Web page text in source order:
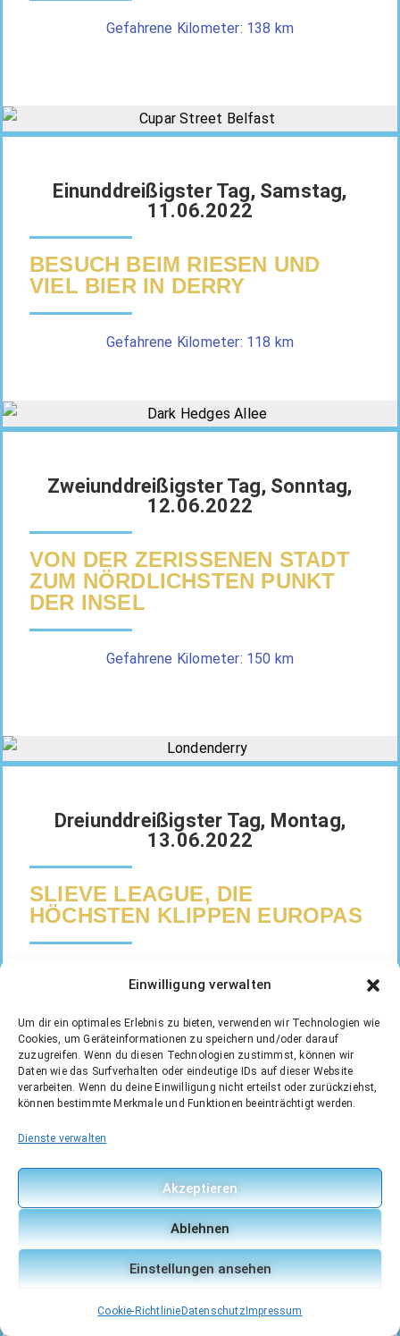
Einwilligung verwalten
Um dir ein optimales Erlebnis zu bieten, verwenden wir Technologien wie
Cookies, um Geräteinformationen zu speichern und/oder darauf
zuzugreifen. Wenn du diesen Technologien zustimmst, können wir
Daten wie das Surfverhalten oder eindeutige IDs auf dieser Website
verarbeiten. Wenn du deine Einwilligung nicht erteilst oder zurückziehst,
können bestimmte Merkmale und Funktionen beeinträchtigt werden.
Dienste verwalten
Akzeptieren
Ablehnen
Einstellungen ansehen
Cookie-Richtlinie DatenschutzImpressum
Gefahrene Kilometer: 138 km
Einunddreißigster Tag, Samstag,
11.06.2022
BESUCH BEIM RIESEN UND
VIEL BIER IN DERRY
Gefahrene Kilometer: 118 km
Zweiunddreißigster Tag, Sonntag,
12.06.2022
VON DER ZERISSENEN STADT
ZUM NÖRDLICHSTEN PUNKT
DER INSEL
Gefahrene Kilometer: 150 km
Dreiunddreißigster Tag, Montag,
13.06.2022
SLIEVE LEAGUE, DIE
HÖCHSTEN KLIPPEN EUROPAS
Vierunddreißigster Tag, Dienstag,
HÖHLENBESUCH UND ZURÜCK
IN DIE REPUBLIK
Gefahrene Kilometer: 255 km